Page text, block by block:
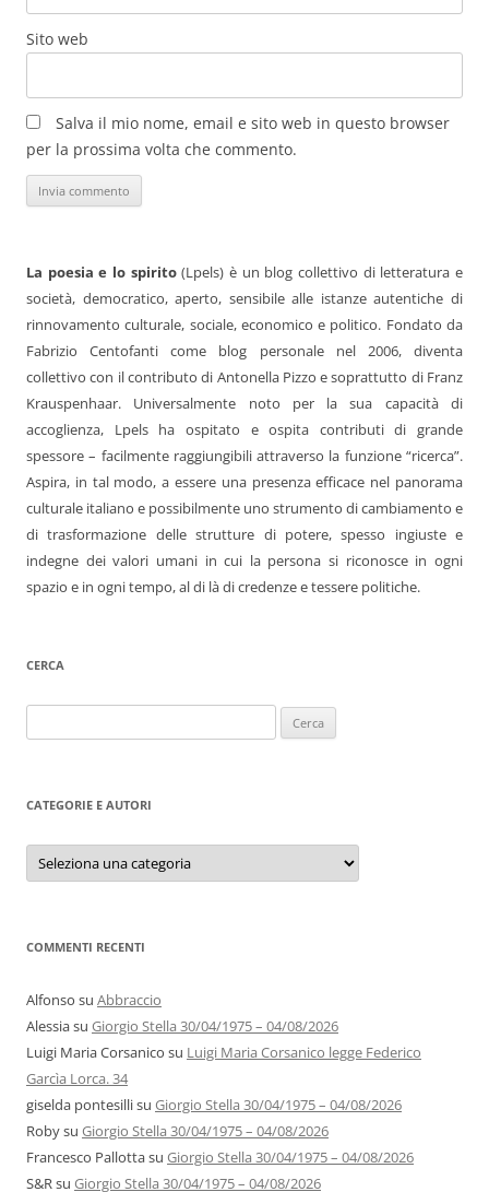
Sito web
Salva il mio nome, email e sito web in questo browser
per la prossima volta che commento.
La poesia e lo spirito(Lpels) è un blog collettivo di letteratura e
società, democratico, aperto, sensibile alle istanze autentiche di
rinnovamento culturale, sociale, economico e politico. Fondato da
Fabrizio Centofanti come blog personale nel 2006, diventa
collettivo con il contributo di Antonella Pizzo e soprattutto di Franz
Krauspenhaar. Universalmente noto per la sua capacità di
accoglienza, Lpels ha ospitato e ospita contributi di grande
spessore – facilmente raggiungibili attraverso la funzione “ricerca”.
Aspira, in tal modo, a essere una presenza efficace nel panorama
culturale italiano e possibilmente uno strumento di cambiamento e
di trasformazione delle strutture di potere, spesso ingiuste e
indegne dei valori umani in cui la persona si riconosce in ogni
spazio e in ogni tempo, al di là di credenze e tessere politiche.
CERCA
per:
CATEGORIE E AUTORI
Categorie
autori
COMMENTI RECENTI
Alfonso su Abbraccio
Alessiasu Giorgio Stella 30/04/1975 – 04/08/2026
Luigi Maria Corsanico su Luigi Maria Corsanico legge Federico
Garcìa Lorca. 34
giselda pontesillisu Giorgio Stella 30/04/1975 – 04/08/2026
Robysu Giorgio Stella 30/04/1975 – 04/08/2026
Francesco Pallottasu Giorgio Stella 30/04/1975 – 04/08/2026
S&Rsu Giorgio Stella 30/04/1975 – 04/08/2026